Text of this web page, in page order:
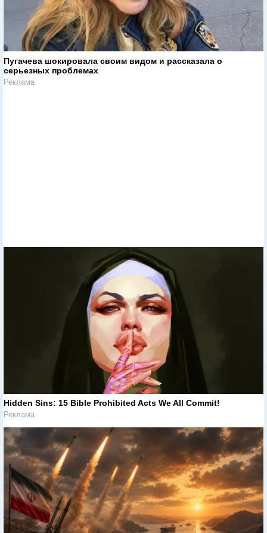
Пугачева шокировала своим видом и рассказала о
серьезных проблемах
Реклама
Hidden Sins: 15 Bible Prohibited Acts We All Commit!
Реклама